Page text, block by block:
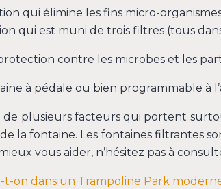
qui élimine les fins micro-
qui est muni de trois filtres (tous
contre les microbes et les
à pédale ou bien programmable à
plusieurs facteurs qui portent
la fontaine. Les fontaines filtrantes
vous aider, n’hésitez pas à
on dans un Trampoline Park